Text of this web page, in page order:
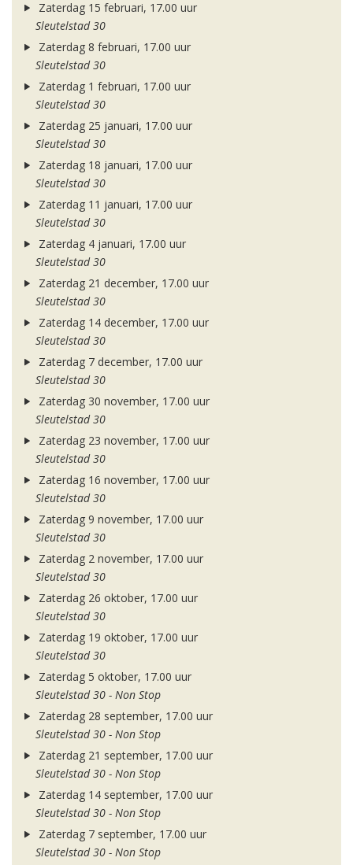
Zaterdag 15 februari, 17.00 uur
Sleutelstad 30
Zaterdag 8 februari, 17.00 uur
Sleutelstad 30
Zaterdag 1 februari, 17.00 uur
Sleutelstad 30
Zaterdag 25 januari, 17.00 uur
Sleutelstad 30
Zaterdag 18 januari, 17.00 uur
Sleutelstad 30
Zaterdag 11 januari, 17.00 uur
Sleutelstad 30
Zaterdag 4 januari, 17.00 uur
Sleutelstad 30
Zaterdag 21 december, 17.00 uur
Sleutelstad 30
Zaterdag 14 december, 17.00 uur
Sleutelstad 30
Zaterdag 7 december, 17.00 uur
Sleutelstad 30
Zaterdag 30 november, 17.00 uur
Sleutelstad 30
Zaterdag 23 november, 17.00 uur
Sleutelstad 30
Zaterdag 16 november, 17.00 uur
Sleutelstad 30
Zaterdag 9 november, 17.00 uur
Sleutelstad 30
Zaterdag 2 november, 17.00 uur
Sleutelstad 30
Zaterdag 26 oktober, 17.00 uur
Sleutelstad 30
Zaterdag 19 oktober, 17.00 uur
Sleutelstad 30
Zaterdag 5 oktober, 17.00 uur
Sleutelstad 30 - Non Stop
Zaterdag 28 september, 17.00 uur
Sleutelstad 30 - Non Stop
Zaterdag 21 september, 17.00 uur
Sleutelstad 30 - Non Stop
Zaterdag 14 september, 17.00 uur
Sleutelstad 30 - Non Stop
Zaterdag 7 september, 17.00 uur
Sleutelstad 30 - Non Stop